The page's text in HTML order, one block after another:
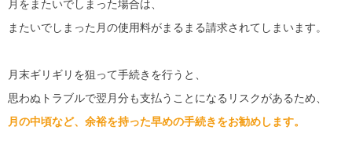
月をまたいでしまった場合は、
またいでしまった月の使用料がまるまる請求されてしまいます。
月末ギリギリを狙って手続きを行うと、
思わぬトラブルで翌月分も支払うことになるリスクがあるため、
月の中頃など、余裕を持った早めの手続きをお勧めします。